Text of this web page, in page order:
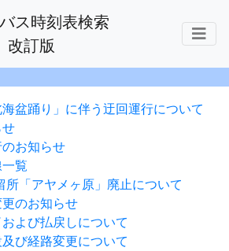
ス時刻表検索
改訂版
海盆踊り」に伴う迂回運行について
お知らせ
覧
所「アヤメヶ原」廃止について
のお知らせ
よび払戻しについて
び経路変更について